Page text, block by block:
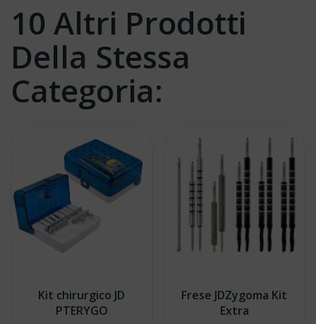
10 Altri Prodotti
Della Stessa
Categoria:
Kit chirurgico JD
PTERYGO
Frese JDZygoma Kit
Extra